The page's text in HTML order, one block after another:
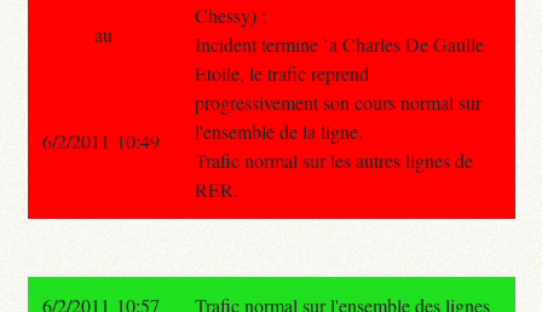
Chessy) :
Incident termine `a Charles De Gaulle
Etoile, le trafic reprend
progressivement son cours normal sur
l'ensemble de la ligne.
Trafic normal sur les autres lignes de
RER.
au
6/2/2011 10:49
6/2/2011 10:57
Trafic normal sur l'ensemble des lignes